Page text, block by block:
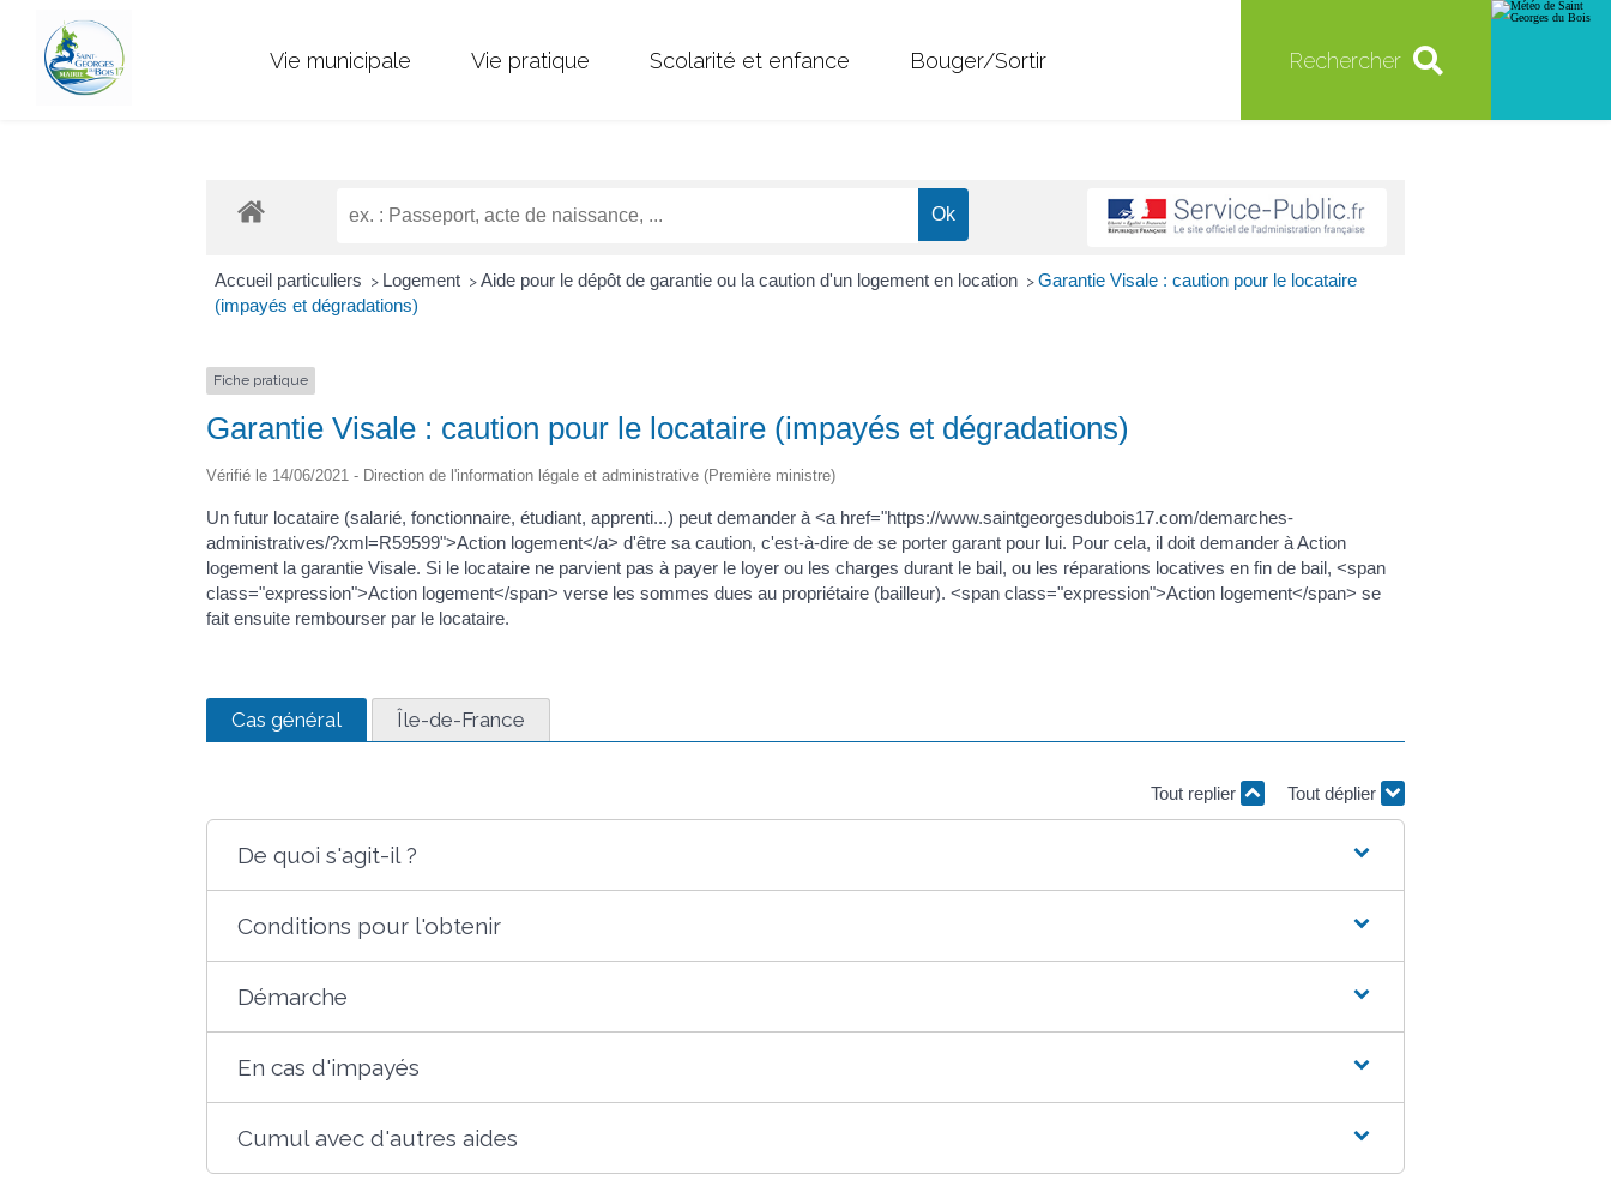
Vie municipale Vie pratique Scolarité et enfance Bouger/Sortir Rechercher
Accueil particuliers > Logement > Aide pour le dépôt de garantie ou la caution d'un logement en location > Garantie Visale : caution pour le locataire
(impayés et dégradations)
Fiche pratique
Garantie Visale : caution pour le locataire (impayés et dégradations)
Vérifié le 14/06/2021 - Direction de l'information légale et administrative (Première ministre)
Un futur locataire (salarié, fonctionnaire, étudiant, apprenti...) peut demander à <a href="https://www.saintgeorgesdubois17.com/demarches-
administratives/?xml=R59599">Action logement</a> d'être sa caution, c'est-à-dire de se porter garant pour lui. Pour cela, il doit demander à Action
logement la garantie Visale. Si le locataire ne parvient pas à payer le loyer ou les charges durant le bail, ou les réparations locatives en fin de bail, <span
class="expression">Action logement</span> verse les sommes dues au propriétaire (bailleur). <span class="expression">Action logement</span> se
fait ensuite rembourser par le locataire.
Cas général Île-de-France
Tout replier Tout déplier
De quoi s'agit-il ?
Conditions pour l'obtenir
Démarche
En cas d'impayés
Cumul avec d'autres aides